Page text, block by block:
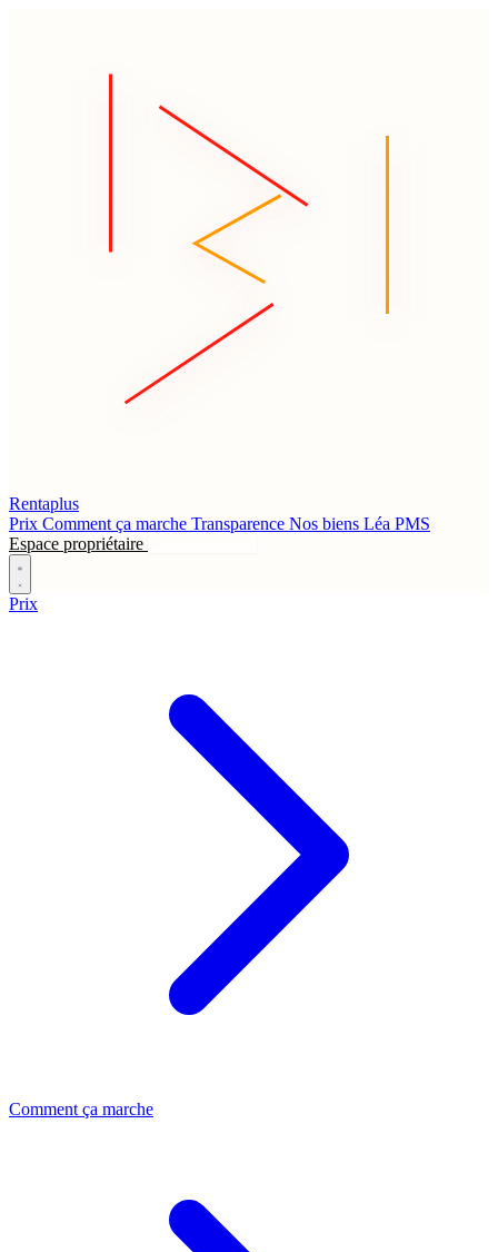
Rentaplus
Prix Comment ça marche Transparence Nos biens Léa PMS
Espace propriétaire
Prix
Comment ça marche